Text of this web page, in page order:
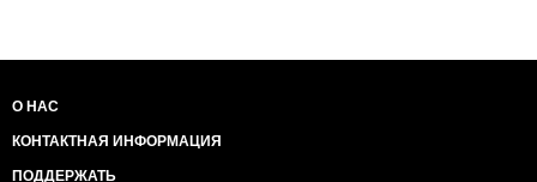
О НАС
КОНТАКТНАЯ ИНФОРМАЦИЯ
ПОДДЕРЖАТЬ